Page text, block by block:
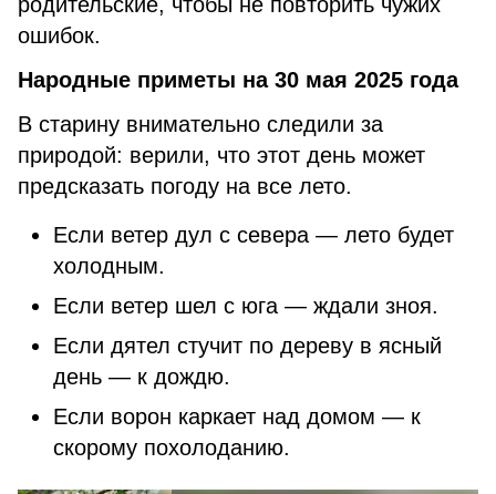
ошибок.
Народные приметы на 30 мая 2025 года
В старину внимательно следили за
природой: верили, что этот день может
предсказать погоду на все лето.
Если ветер дул с севера — лето будет
холодным.
Если ветер шел с юга — ждали зноя.
Если дятел стучит по дереву в ясный
день — к дождю.
Если ворон каркает над домом — к
скорому похолоданию.